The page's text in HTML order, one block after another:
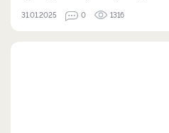
31.01.2025 0 1316